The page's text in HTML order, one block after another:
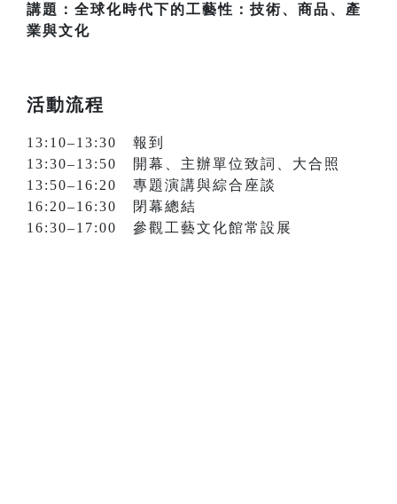
講題：全球化時代下的工藝性：技術、商品、產
業與文化
活動流程
13:10–13:30 報到
13:30–13:50 開幕、主辦單位致詞、大合照
13:50–16:20 專題演講與綜合座談
16:20–16:30 閉幕總結
16:30–17:00 參觀工藝文化館常設展